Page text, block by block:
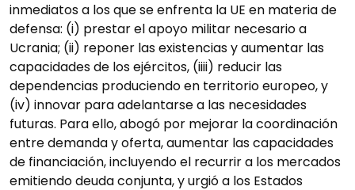
inmediatos a los que se enfrenta la UE en materia de
defensa: (i) prestar el apoyo militar necesario a
Ucrania; (ii) reponer las existencias y aumentar las
capacidades de los ejércitos, (iiii) reducir las
dependencias produciendo en territorio europeo, y
(iv) innovar para adelantarse a las necesidades
futuras. Para ello, abogó por mejorar la coordinación
entre demanda y oferta, aumentar las capacidades
de financiación, incluyendo el recurrir a los mercados
emitiendo deuda conjunta, y urgió a los Estados